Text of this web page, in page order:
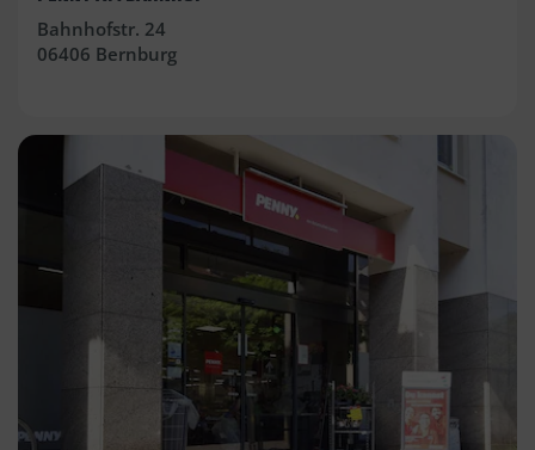
Bahnhofstr. 24
06406 Bernburg